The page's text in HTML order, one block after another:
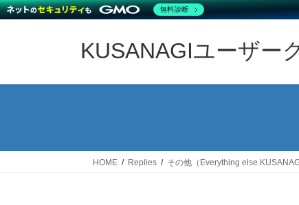
KUSANAGIユーザー
HOME Replies その他（Everything else
無料診断